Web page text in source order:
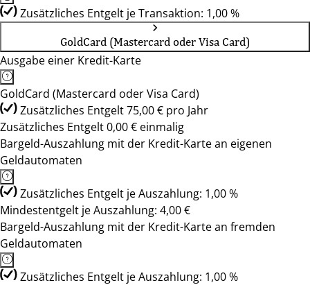
Zusätzliches Entgelt je Transaktion: 1,00 %
GoldCard (Mastercard oder Visa Card)
Ausgabe einer Kredit-Karte
GoldCard (Mastercard oder Visa Card)
Zusätzliches Entgelt 75,00 € pro Jahr
Zusätzliches Entgelt 0,00 € einmalig
Bargeld-Auszahlung mit der Kredit-Karte an eigenen
Geldautomaten
Zusätzliches Entgelt je Auszahlung: 1,00 %
Mindestentgelt je Auszahlung: 4,00 €
Bargeld-Auszahlung mit der Kredit-Karte an fremden
Geldautomaten
Zusätzliches Entgelt je Auszahlung: 1,00 %